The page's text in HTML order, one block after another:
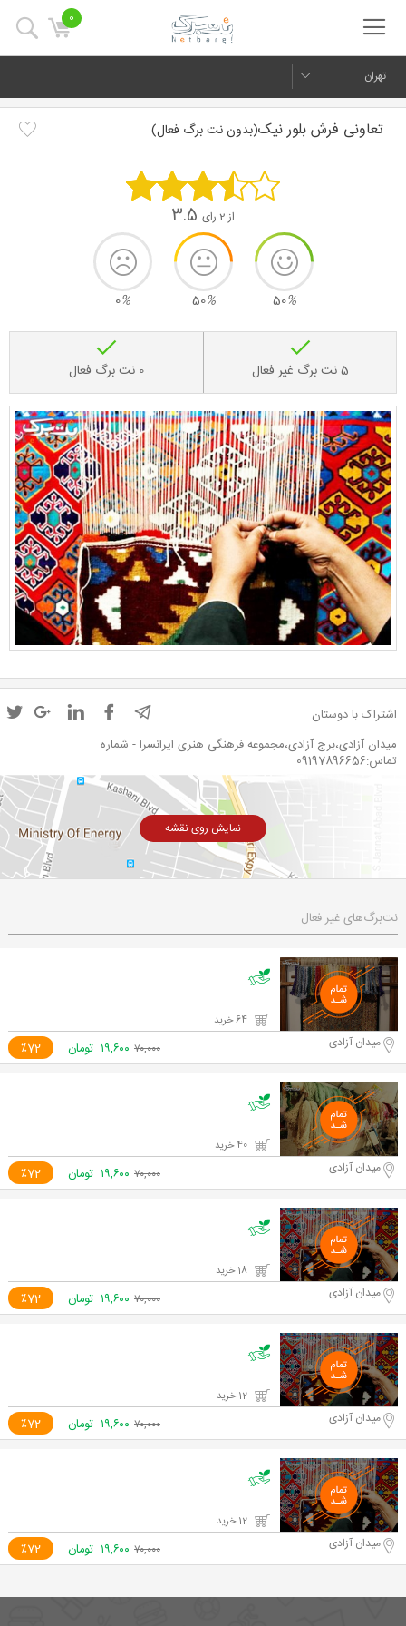
0
تهران
تعاونی فرش بلور نیک(بدون نت برگ فعال)
از 2 رای 3.5
50%
50%
0%
5 نت برگ غیر فعال 0 نت برگ فعال
اشتراک با دوستان
میدان آزادی،برج آزادی،مجموعه فرهنگی هنری ایرانسرا - شماره
تماس:09197896656
نمایش روی نقشه
نت‌برگ‌های غیر فعال
٪72 میدان آزادی ۷۰,۰۰۰ ۱۹,۶۰۰ تومان
٪72 میدان آزادی ۷۰,۰۰۰ ۱۹,۶۰۰ تومان
٪72 میدان آزادی ۷۰,۰۰۰ ۱۹,۶۰۰ تومان
٪72 میدان آزادی ۷۰,۰۰۰ ۱۹,۶۰۰ تومان
٪72 میدان آزادی ۷۰,۰۰۰ ۱۹,۶۰۰ تومان